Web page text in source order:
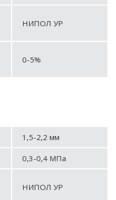
НИПОЛ УР
0-5%
1,5-2,2 мм
0,3-0,4 МПа
НИПОЛ УР